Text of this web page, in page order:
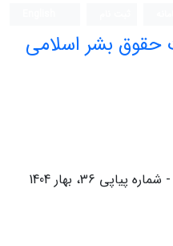
حقوق بشر اسلامی